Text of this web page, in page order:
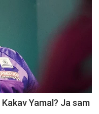
Yamal? Ja sam